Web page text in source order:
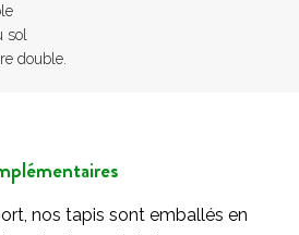
sol
double.
nos tapis sont emballés en